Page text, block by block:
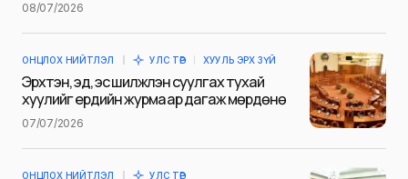
Сэтгэгдэл*
08/07/2026
ОНЦЛОХ НИЙТЛЭЛ УЛС ТӨР ХУУЛЬ ЭРХ ЗҮЙ
Эрхтэн, эд, эс шилжүүлэн суулгах тухай
хуулийг ердийн журмаар дагаж мөрдөнө
07/07/2026
ОНЦЛОХ НИЙТЛЭЛ УЛС ТӨР